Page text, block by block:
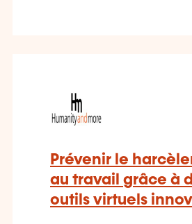
Prévenir le
au travail grâce à
outils virtuels